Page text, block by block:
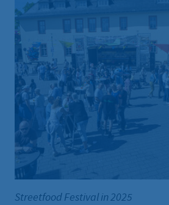
Streetfood Festival in 2025